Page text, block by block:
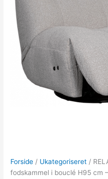
Forside / Ukategoriseret /
fodskammel i bouclé H95 cm